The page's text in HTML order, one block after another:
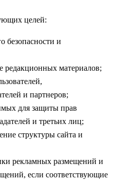
целей:
безопасности и
редакционных материалов;
и партнеров;
для защиты прав
и третьих лиц;
структуры сайта и
рекламных размещений и
если соответствующие